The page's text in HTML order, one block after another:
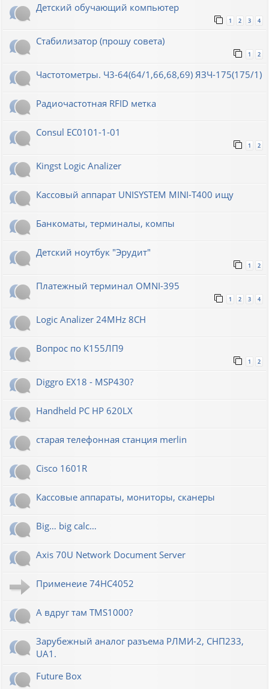
Детский обучающий компьютер
1 2 3 4
Стабилизатор (прошу совета)
1 2
Частотометры. Ч3-64(64/1,66,68,69) ЯЗЧ-175(175/1)
Радиочастотная RFID метка
Consul EC0101-1-01
1 2
Kingst Logic Analizer
Кассовый аппарат UNISYSTEM MINI-T400 ищу
Банкоматы, терминалы, компы
Детский ноутбук "Эрудит"
1 2
Платежный терминал OMNI-395
1 2 3 4
Logic Analizer 24MHz 8CH
Вопрос по К155ЛП9
1 2
Diggro EX18 - MSP430?
Handheld PC HP 620LX
старая телефонная станция merlin
Cisco 1601R
Кассовые аппараты, мониторы, сканеры
Big… big calc…
Axis 70U Network Document Server
Применеие 74HC4052
А вдруг там TMS1000?
Зарубежный аналог разъема РЛМИ-2, СНП233,
UA1.
Future Box